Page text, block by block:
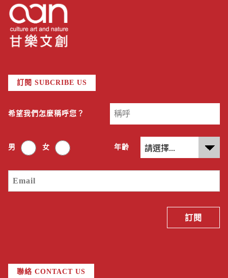
訂閱 SUBCRIBE US
希望我們怎麼稱呼您？
男 女 年齡
聯絡 CONTACT US